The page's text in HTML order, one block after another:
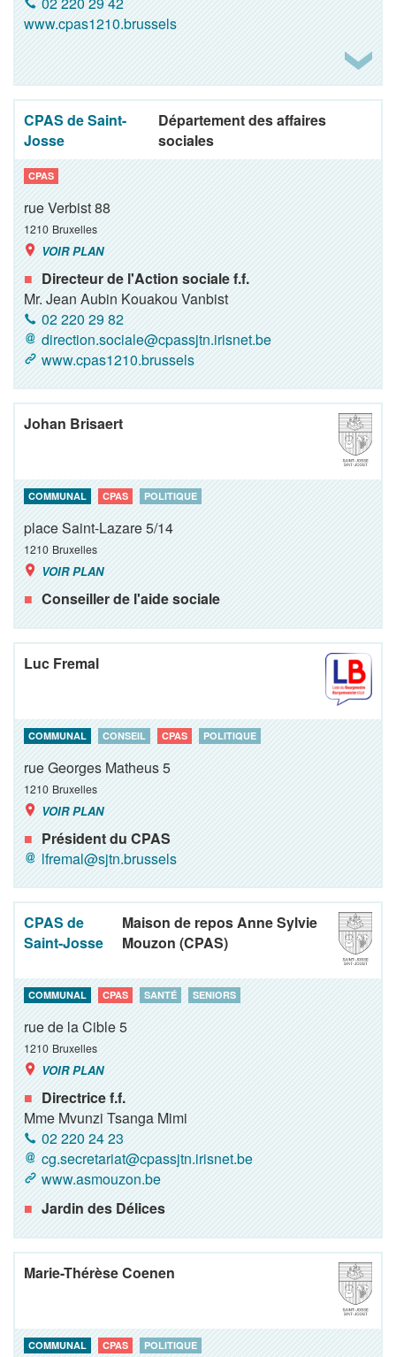
www.cpas1210.brussels
CPAS de Saint-
Josse
Département des affaires
sociales
CPAS
rue Verbist 88
1210 Bruxelles
VOIR PLAN
Directeur de l'Action sociale f.f.
Mr. Jean Aubin Kouakou Vanbist
02 220 29 82
direction.sociale@cpassjtn.irisnet.be
www.cpas1210.brussels
Johan Brisaert
COMMUNAL CPAS POLITIQUE
place Saint-Lazare 5/14
1210 Bruxelles
VOIR PLAN
Conseiller de l'aide sociale
Luc Fremal
COMMUNAL CONSEIL CPAS POLITIQUE
rue Georges Matheus 5
1210 Bruxelles
VOIR PLAN
Président du CPAS
lfremal@sjtn.brussels
CPAS de
Saint-Josse
Maison de repos Anne Sylvie
Mouzon (CPAS)
COMMUNAL CPAS SANTÉ SENIORS
rue de la Cible 5
1210 Bruxelles
VOIR PLAN
Directrice f.f.
Mme Mvunzi Tsanga Mimi
02 220 24 23
cg.secretariat@cpassjtn.irisnet.be
www.asmouzon.be
Jardin des Délices
Marie-Thérèse Coenen
COMMUNAL CPAS POLITIQUE